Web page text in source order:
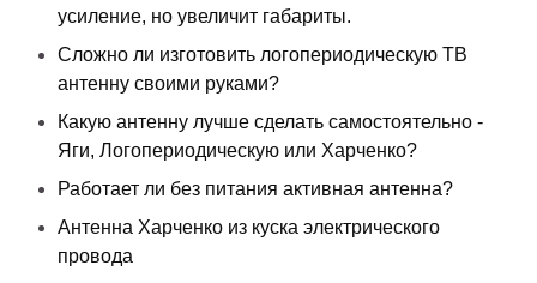
усиление, но увеличит габариты.
Сложно ли изготовить логопериодическую ТВ
антенну своими руками?
Какую антенну лучше сделать самостоятельно -
Яги, Логопериодическую или Харченко?
Работает ли без питания активная антенна?
Антенна Харченко из куска электрического
провода